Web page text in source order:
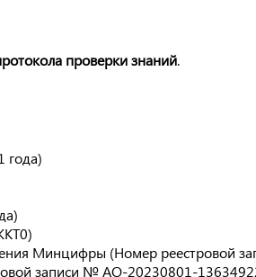
проверки знаний.
года)
Минцифры (Номер реестровой
записи № АО-20230801-